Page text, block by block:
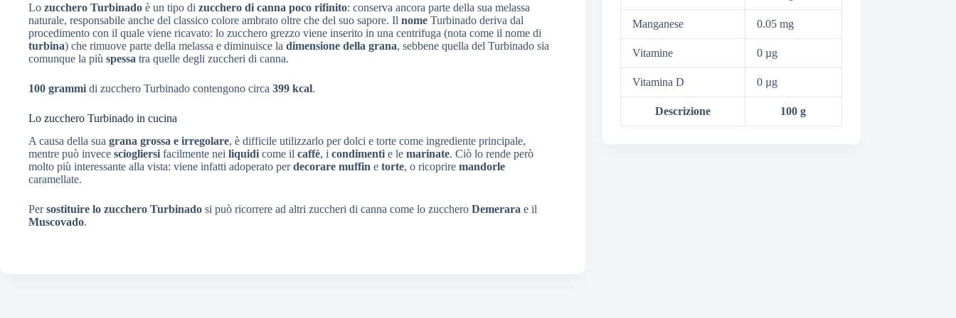
Lo zucchero Turbinado è un tipo di zucchero di canna poco rifinito: conserva ancora parte della sua melassa
naturale, responsabile anche del classico colore ambrato oltre che del suo sapore. Il nome Turbinado deriva dal
procedimento con il quale viene ricavato: lo zucchero grezzo viene inserito in una centrifuga (nota come il nome di
turbina) che rimuove parte della melassa e diminuisce la dimensione della grana, sebbene quella del Turbinado sia
comunque la più spessa tra quelle degli zuccheri di canna.
100 grammi di zucchero Turbinado contengono circa 399 kcal.
Lo zucchero Turbinado in cucina
A causa della sua grana grossa e irregolare, è difficile utilizzarlo per dolci e torte come ingrediente principale,
mentre può invece sciogliersi facilmente nei liquidi come il caffè, i condimenti e le marinate. Ciò lo rende però
molto più interessante alla vista: viene infatti adoperato perdecorare muffin e torte, o ricoprire mandorle
caramellate.
Persostituire lo zucchero Turbinado si può ricorrere ad altri zuccheri di canna come lo zucchero Demerara e il
Muscovado.
Manganese 0.05 mg
Vitamine 0 µg
Vitamina D 0 µg
Descrizione 100 g